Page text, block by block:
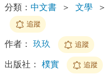
分類： 中文書 ＞ 文學 ＞
追蹤
作者： 玖玖 追蹤
出版社： 樸實 追蹤